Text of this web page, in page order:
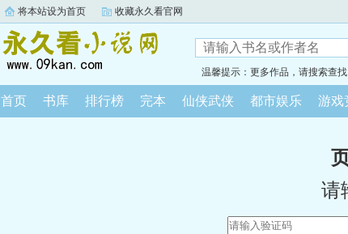
将本站设为首页 收藏永久看官网
温馨提示：更多作品，请搜索查找
首页 书库 排行榜 完本 仙侠武侠 都市娱乐 游戏
请